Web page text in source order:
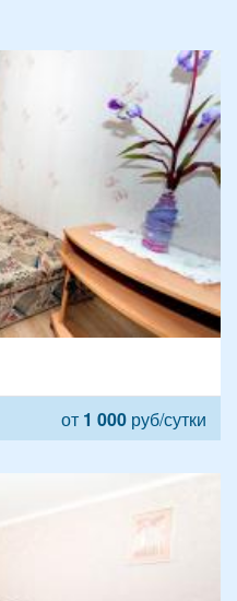
от 1 000 руб/сутки